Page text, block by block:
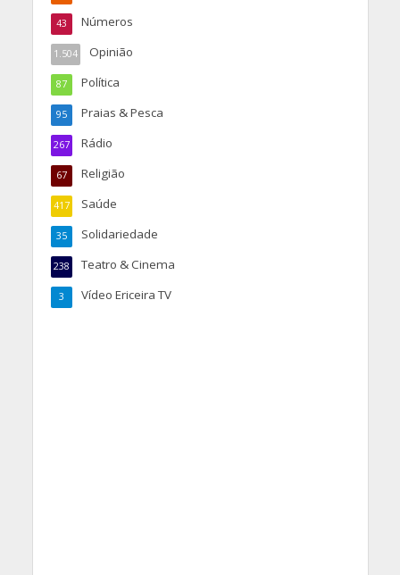
Números
43
Opinião
1.504
Política
87
Praias & Pesca
95
Rádio
267
Religião
67
Saúde
417
Solidariedade
35
Teatro & Cinema
238
Vídeo Ericeira TV
3